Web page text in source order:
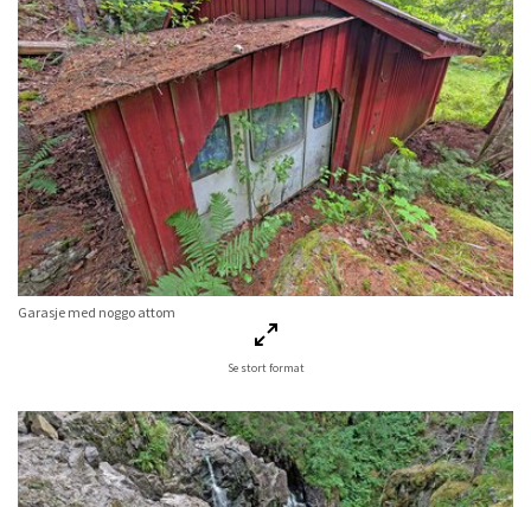
Garasje med noggo attom
Se stort format